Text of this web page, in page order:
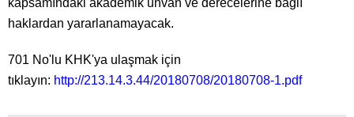
kapsamındaki akademik unvan ve derecelerine bağlı
haklardan yararlanamayacak.
701 No'lu KHK'ya ulaşmak için
tıklayın: http://213.14.3.44/20180708/20180708-1.pdf